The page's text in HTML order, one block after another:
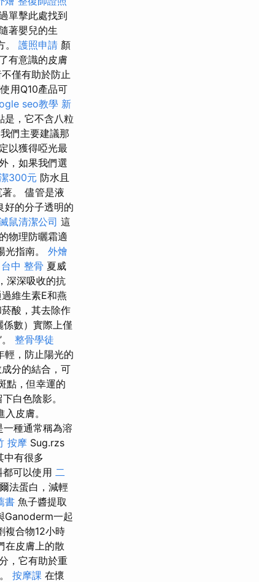
單擊此處找到
著嬰兒的生
。 護照申請 顏
有意識的皮膚
僅有助於防止
用Q10產品可
seo教學 新
是，它不含八粒
我們主要建議那
以獲得啞光最
，如果我們選
300元 防水且
。 儘管是液
好的分子透明的
鼠清潔公司 這
物理防曬霜適
指南。 外燴
台中 整骨 夏威
深深吸收的抗
維生素E和燕
酸，其去除作
數）實際上僅
整骨學徒
輕，防止陽光的
分的結合，可
點，但幸運的
白色陰影。
皮膚。
種通常稱為溶
按摩 Sug.rzs
中有很多
可以使用 二
法蛋白，減輕
書 魚子醬提取
Ganoderm一起
複合物12小時
在皮膚上的散
，它有助於重
按摩課 在懷